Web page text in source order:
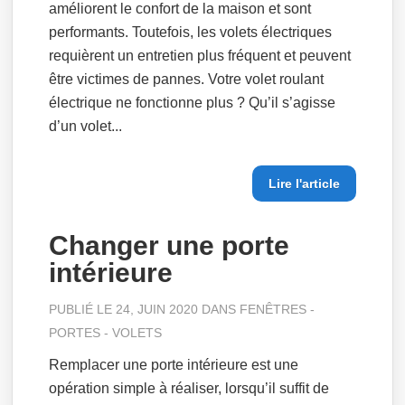
améliorent le confort de la maison et sont
performants. Toutefois, les volets électriques
requièrent un entretien plus fréquent et peuvent
être victimes de pannes. Votre volet roulant
électrique ne fonctionne plus ? Qu’il s’agisse
d’un volet...
Lire l'article
Changer une porte
intérieure
PUBLIÉ LE 24, JUIN 2020 DANS FENÊTRES -
PORTES - VOLETS
Remplacer une porte intérieure est une
opération simple à réaliser, lorsqu’il suffit de